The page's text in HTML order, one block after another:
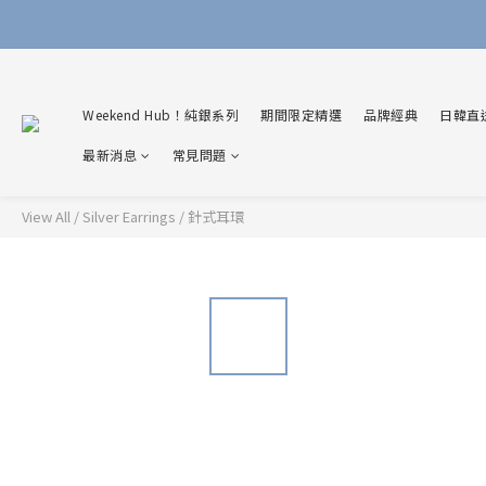
Weekend Hub！純銀系列 期間限定精選 品牌經典 日韓直
最新消息 常見問題
View All /Silver Earrings / 針式耳環